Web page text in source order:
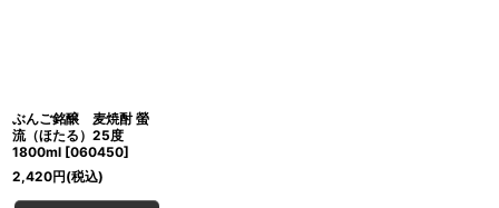
ぶんご銘醸 麦焼酎 螢
流（ほたる）25度
1800ml [060450]
2,420円(税込)